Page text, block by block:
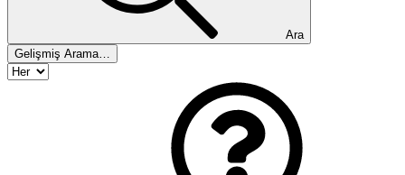
Ara
Gelişmiş Arama…